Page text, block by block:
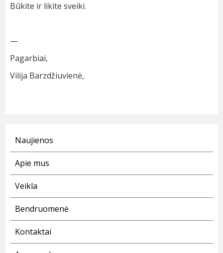
Būkite ir likite sveiki.
—
Pagarbiai,
Vilija Barzdžiuvienė,
Naujienos
Apie mus
Veikla
Bendruomenė
Kontaktai